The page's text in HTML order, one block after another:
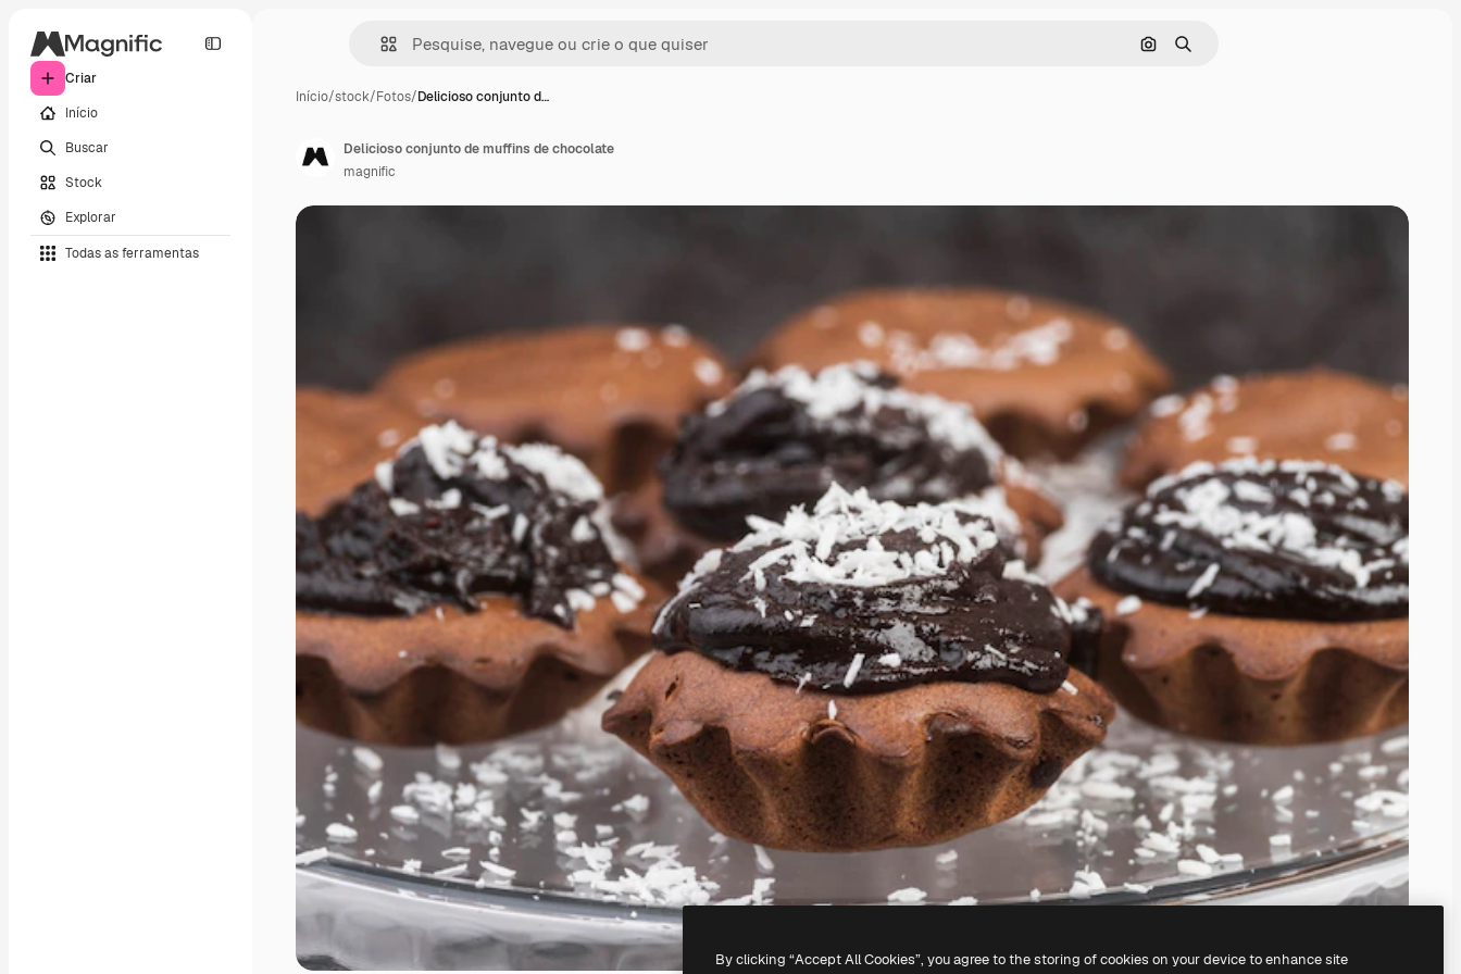
Criar
Início
Buscar
Stock
Explorar
Todas as ferramentas
Pesquisar por imagem
Buscar
Início/stock/Fotos/Delicioso conjunto d…
Delicioso conjunto de muffins de chocolate
magnific
By clicking “Accept All Cookies”, you agree to the storing of cookies on your device to enhance site